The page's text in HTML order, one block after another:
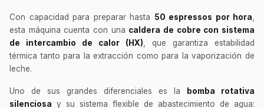
Con capacidad para preparar hasta 50 espressos por hora
esta máquina cuenta con una caldera de cobre con sistema
de intercambio de calor (HX) , que garantiza estabilidad
térmica tanto para la extracción como para la vaporización de
leche.
Uno de sus grandes diferenciales es la bomba rotativa
silenciosa y su sistema flexible de abastecimiento de agua: